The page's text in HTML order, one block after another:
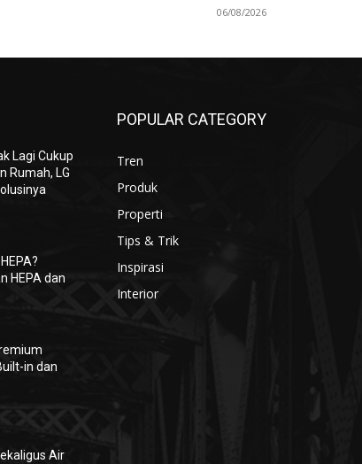
06/08/2026
Lagi Cukup
Rumah, LG
HEPA dan
in dan
Air
POPULAR CATEGORY
Tren
Produk
Properti
Tips & Trik
Inspirasi
Interior